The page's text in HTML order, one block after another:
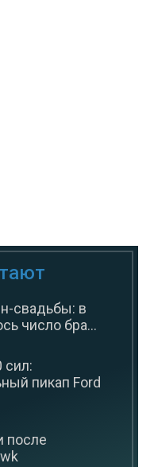
свадьбы: в
число бра...
сил:
пикап Ford
после